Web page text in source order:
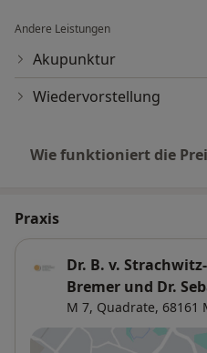
Andere Leistungen
Akupunktur
Wiedervorstellung
Wie funktioniert die
Praxis
Dr. B. v.
Bremer und Dr.
M 7, Quadrate, 68161